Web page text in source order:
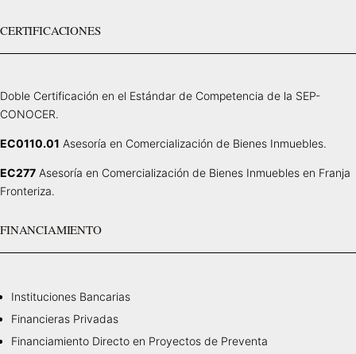
CERTIFICACIONES
Doble Certificación en el Estándar de Competencia de la SEP-
CONOCER.
EC0110.01 Asesoría en Comercialización de Bienes Inmuebles.
EC277 Asesoría en Comercialización de Bienes Inmuebles en Franja
Fronteriza.
FINANCIAMIENTO
Instituciones Bancarias
Financieras Privadas
Financiamiento Directo en Proyectos de Preventa